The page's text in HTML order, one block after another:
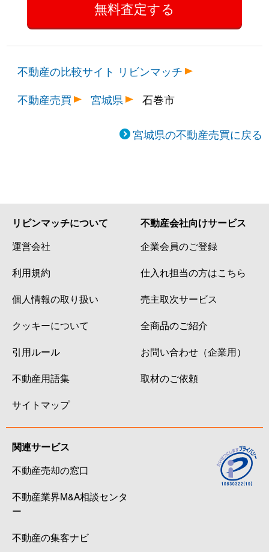
不動産の比較サイト リビンマッチ
不動産売買
宮城県 石巻市
宮城県の不動産売買に戻る
リビンマッチについて
運営会社
利用規約
個人情報の取り扱い
クッキーについて
引用ルール
不動産用語集
サイトマップ
不動産会社向けサービス
企業会員のご登録
仕入れ担当の方はこちら
売主取次サービス
全商品のご紹介
お問い合わせ（企業用）
取材のご依頼
関連サービス
不動産売却の窓口
不動産業界M&A相談センタ
ー
不動産の集客ナビ